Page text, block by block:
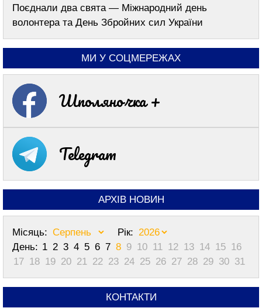
Поєднали два свята — Міжнародний день
волонтера та День Збройних сил України
МИ У СОЦМЕРЕЖАХ
Шполяночка +
Telegram
АРХІВ НОВИН
Місяць:
Рік:
День: 1 2 3 4 5 6 7 8 9 10 11 12 13 14 15 16
17 18 19 20 21 22 23 24 25 26 27 28 29 30 31
КОНТАКТИ